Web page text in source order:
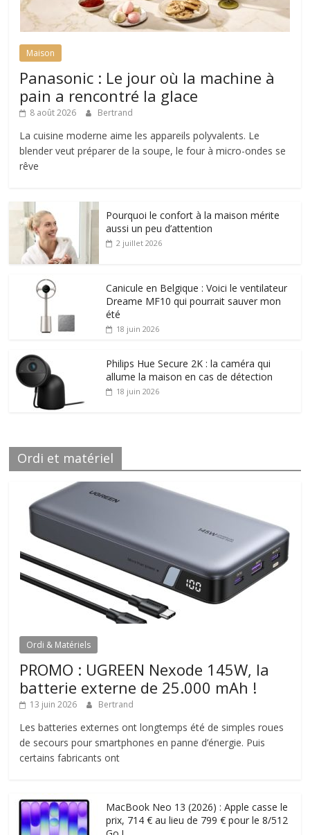
Maison
Panasonic : Le jour où la machine à
pain a rencontré la glace
8 août 2026 Bertrand
La cuisine moderne aime les appareils polyvalents. Le
blender veut préparer de la soupe, le four à micro-ondes se
rêve
Pourquoi le confort à la maison mérite
aussi un peu d’attention
2 juillet 2026
Canicule en Belgique : Voici le ventilateur
Dreame MF10 qui pourrait sauver mon
été
18 juin 2026
Philips Hue Secure 2K : la caméra qui
allume la maison en cas de détection
18 juin 2026
Ordi et matériel
Ordi & Matériels
PROMO : UGREEN Nexode 145W, la
batterie externe de 25.000 mAh !
13 juin 2026 Bertrand
Les batteries externes ont longtemps été de simples roues
de secours pour smartphones en panne d’énergie. Puis
certains fabricants ont
MacBook Neo 13 (2026) : Apple casse le
prix, 714 € au lieu de 799 € pour le 8/512